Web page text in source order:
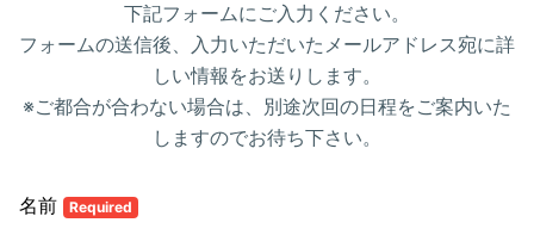
下記フォームにご入力ください。
フォームの送信後、入力いただいたメールアドレス宛に詳
しい情報をお送りします。
※ご都合が合わない場合は、別途次回の日程をご案内いた
しますのでお待ち下さい。
名前 Required